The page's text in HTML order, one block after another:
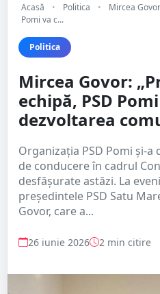
Acasă • Politica •
Mircea
Pomi va c...
Politica
Mircea Govor:
echipă, PSD
dezvoltarea
Organizația PSD Pomi și-
de conducere în cadrul
desfășurate astăzi. La
președintele PSD Satu
Govor, care a...
26 iunie 2026 2 min citire